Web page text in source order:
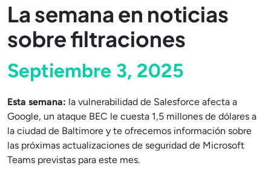
La semana en noticias
sobre filtraciones
Septiembre 3, 2025
Esta semana: la vulnerabilidad de Salesforce afecta a
Google, un ataque BEC le cuesta 1,5 millones de dólares a
la ciudad de Baltimore y te ofrecemos información sobre
las próximas actualizaciones de seguridad de Microsoft
Teams previstas para este mes.